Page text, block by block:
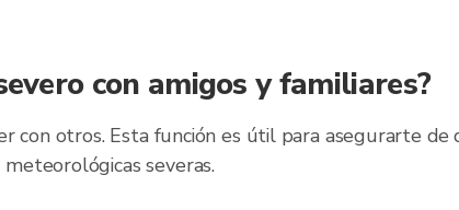
con amigos y familiares?
con otros. Esta función es útil para asegurarte de
severas.